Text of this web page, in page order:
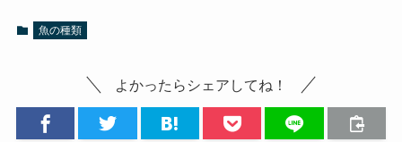
魚の種類
よかったらシェアしてね！